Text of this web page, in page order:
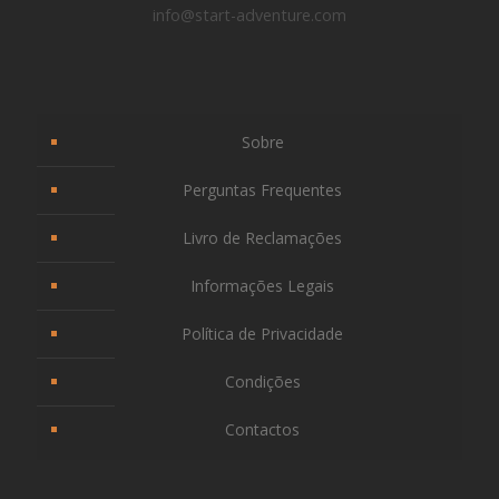
info@start-adventure.com
Sobre
Perguntas Frequentes
Livro de Reclamações
Informações Legais
Política de Privacidade
Condições
Contactos